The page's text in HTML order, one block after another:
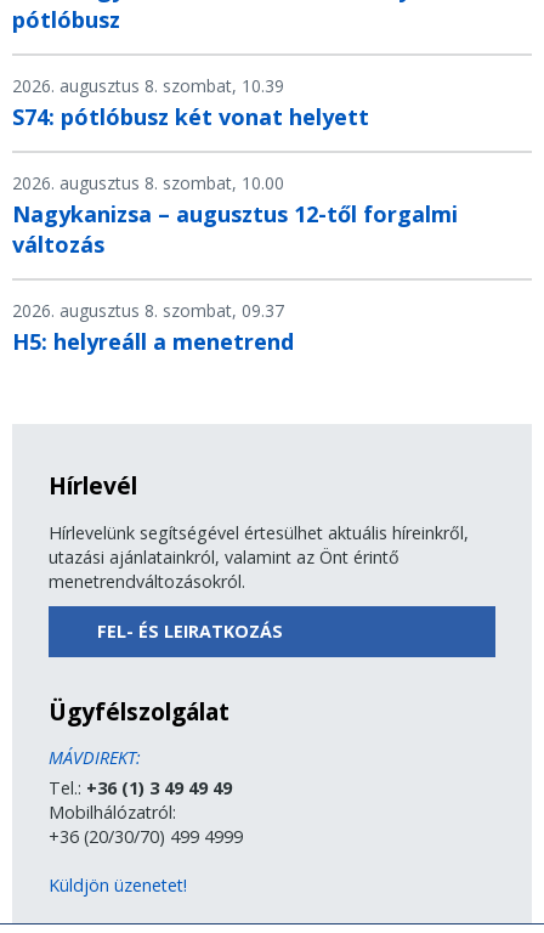
pótlóbusz
2026. augusztus 8. szombat, 10.39
S74: pótlóbusz két vonat helyett
2026. augusztus 8. szombat, 10.00
Nagykanizsa – augusztus 12-től forgalmi
változás
2026. augusztus 8. szombat, 09.37
H5: helyreáll a menetrend
Hírlevél
Hírlevelünk segítségével értesülhet aktuális híreinkről,
utazási ajánlatainkról, valamint az Önt érintő
menetrendváltozásokról.
FEL- ÉS LEIRATKOZÁS
Ügyfélszolgálat
MÁVDIREKT:
Tel.: +36 (1) 3 49 49 49
Mobilhálózatról:
+36 (20/30/70) 499 4999
Küldjön üzenetet!